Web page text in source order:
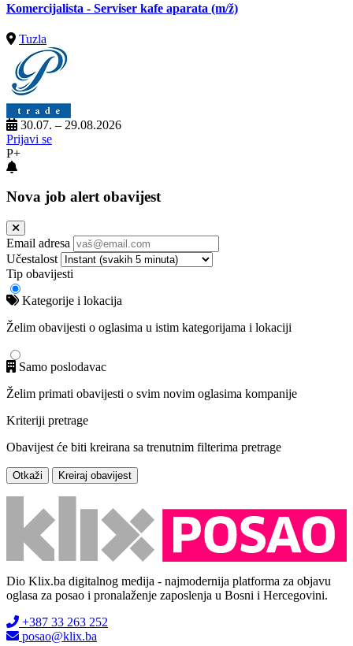
Komercijalista - Serviser kafe aparata (m/ž)
Tuzla
30.07. – 29.08.2026
Prijavi se
P+
Nova job alert obavijest
Email adresa
Učestalost
Tip obavijesti
Kategorije i lokacija
Želim obavijesti o oglasima u istim kategorijama i lokaciji
Samo poslodavac
Želim primati obavijesti o svim novim oglasima kompanije
Kriteriji pretrage
Obavijest će biti kreirana sa trenutnim filterima pretrage
Otkaži Kreiraj obavijest
Dio Klix.ba digitalnog medija - najmodernija platforma za objavu
oglasa za posao i pronalaženje zaposlenja u Bosni i Hercegovini.
+387 33 263 252
posao@klix.ba